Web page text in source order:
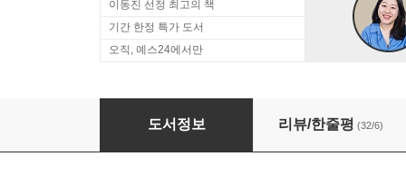
이동진 선정 최고의 책
기간 한정 특가 도서
오직, 예스24에서만
나만 위로할 것
도서정보 리뷰/한줄평 (32/6)